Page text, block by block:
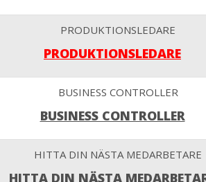
PRODUKTIONSLEDARE
BUSINESS CONTROLLER
HITTA DIN NÄSTA